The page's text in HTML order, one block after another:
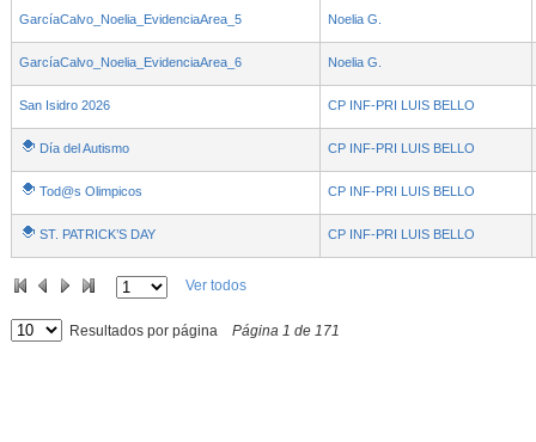
GarcíaCalvo_Noelia_EvidenciaArea_5 Noelia G.
GarcíaCalvo_Noelia_EvidenciaArea_6 Noelia G.
San Isidro 2026 CP INF-PRI LUIS BELLO
Día del Autismo CP INF-PRI LUIS BELLO
Tod@s Olimpicos CP INF-PRI LUIS BELLO
ST. PATRICK’S DAY CP INF-PRI LUIS BELLO
Ver todos
Resultados por página Página 1 de 171